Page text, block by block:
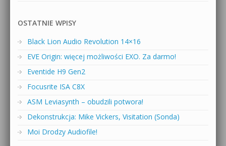
OSTATNIE WPISY
Black Lion Audio Revolution 14×16
EVE Origin: więcej możliwości EXO. Za darmo!
Eventide H9 Gen2
Focusrite ISA C8X
ASM Leviasynth – obudzili potwora!
Dekonstrukcja: Mike Vickers, Visitation (Sonda)
Moi Drodzy Audiofile!